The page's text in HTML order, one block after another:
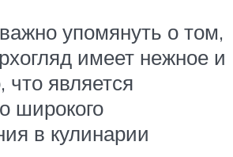
упомянуть о том,
имеет нежное и
что является
широкого
в кулинарии